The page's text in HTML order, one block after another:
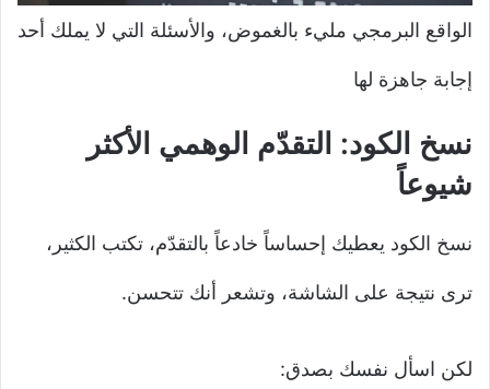
الواقع البرمجي مليء بالغموض، والأسئلة التي لا يملك أحد
إجابة جاهزة لها
نسخ الكود: التقدّم الوهمي الأكثر
شيوعاً
نسخ الكود يعطيك إحساساً خادعاً بالتقدّم، تكتب الكثير،
ترى نتيجة على الشاشة، وتشعر أنك تتحسن.
لكن اسأل نفسك بصدق: